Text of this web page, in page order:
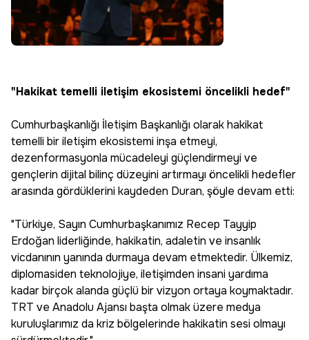
"Hakikat temelli iletişim ekosistemi öncelikli hedef"
Cumhurbaşkanlığı İletişim Başkanlığı olarak hakikat
temelli bir iletişim ekosistemi inşa etmeyi,
dezenformasyonla mücadeleyi güçlendirmeyi ve
gençlerin dijital bilinç düzeyini artırmayı öncelikli hedefler
arasında gördüklerini kaydeden Duran, şöyle devam etti:
"Türkiye, Sayın Cumhurbaşkanımız Recep Tayyip
Erdoğan liderliğinde, hakikatin, adaletin ve insanlık
vicdanının yanında durmaya devam etmektedir. Ülkemiz,
diplomasiden teknolojiye, iletişimden insani yardıma
kadar birçok alanda güçlü bir vizyon ortaya koymaktadır.
TRT ve Anadolu Ajansı başta olmak üzere medya
kuruluşlarımız da kriz bölgelerinde hakikatin sesi olmayı